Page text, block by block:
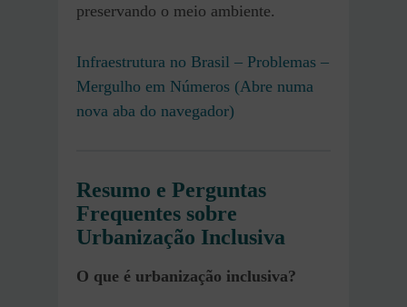
preservando o meio ambiente.
Infraestrutura no Brasil – Problemas –
Mergulho em Números (Abre numa
nova aba do navegador)
Resumo e Perguntas
Frequentes sobre
Urbanização Inclusiva
O que é urbanização inclusiva?